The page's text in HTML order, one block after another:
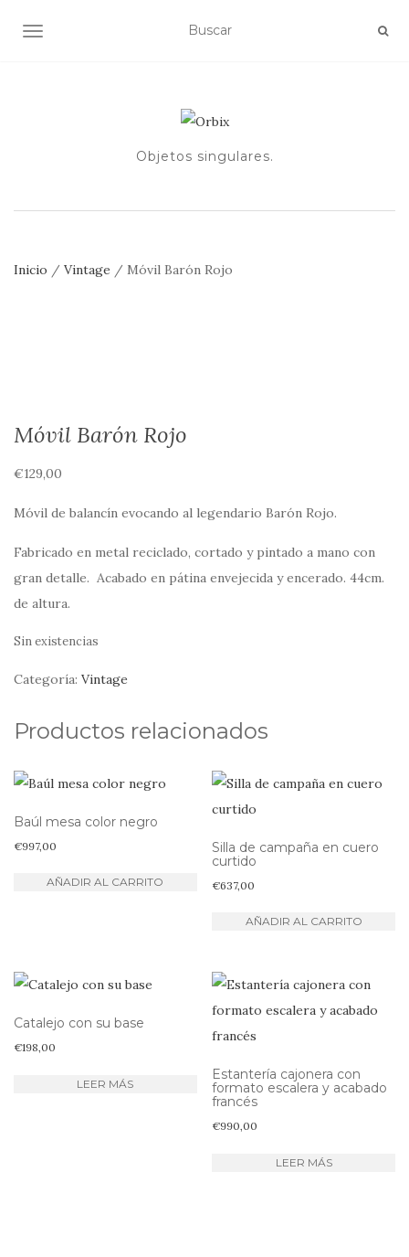
ALTERNAR NAVEGACIÓN
Objetos singulares.
Inicio / Vintage / Móvil Barón Rojo
Móvil Barón Rojo
€129,00
Móvil de balancín evocando al legendario Barón Rojo.
Fabricado en metal reciclado, cortado y pintado a mano con
gran detalle. Acabado en pátina envejecida y encerado. 44cm.
de altura.
Sin existencias
Categoría: Vintage
Productos relacionados
Baúl mesa color negro
€997,00
AÑADIR AL CARRITO
Silla de campaña en cuero
curtido
€637,00
AÑADIR AL CARRITO
Catalejo con su base
€198,00
LEER MÁS
Estantería cajonera con
formato escalera y acabado
francés
€990,00
LEER MÁS